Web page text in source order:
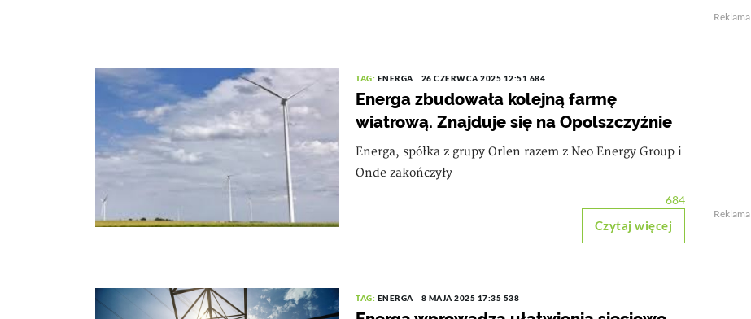
TAG: ENERGA 26 CZERWCA 2025 12:51 684
Energa zbudowała kolejną farmę
wiatrową. Znajduje się na Opolszczyźnie
Energa, spółka z grupy Orlen razem z Neo Energy Group i
Onde zakończyły
684
Czytaj więcej
TAG: ENERGA 8 MAJA 2025 17:35 538
Reklama
Reklama